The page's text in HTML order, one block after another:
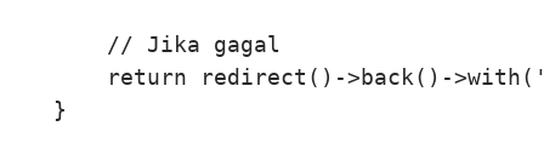
        // Jika gagal
return redirect()->back()-
    }